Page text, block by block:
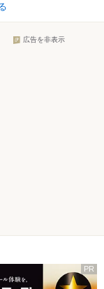
広告を非表示
PR